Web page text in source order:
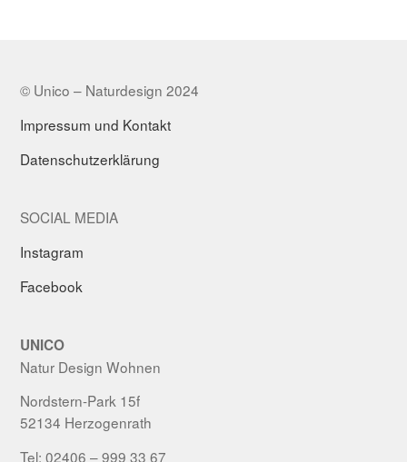
© Unico – Naturdesign 2024
Impressum und Kontakt
Datenschutzerklärung
SOCIAL MEDIA
Instagram
Facebook
UNICO
Natur Design Wohnen
Nordstern-Park 15f
52134 Herzogenrath
Tel: 02406 – 999 33 67